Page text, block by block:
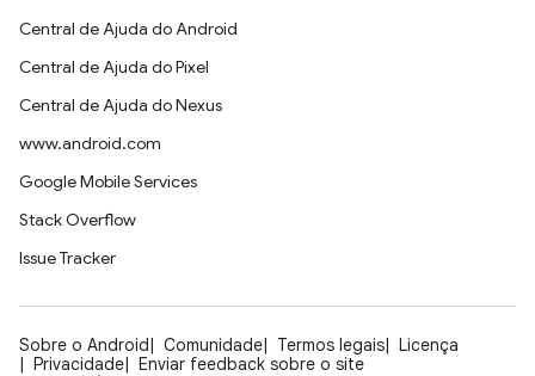
Central de Ajuda do Android
Central de Ajuda do Pixel
Central de Ajuda do Nexus
www.android.com
Google Mobile Services
Stack Overflow
Issue Tracker
Sobre o Android Comunidade Termos legais
Licença
Privacidade
Enviar feedback sobre o site